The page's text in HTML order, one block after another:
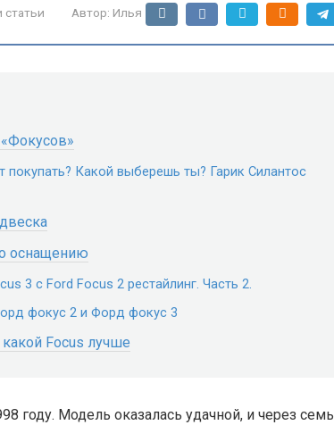
Автор: Илья
Какой выберешь ты? Гарик Силантос
оснащению
3 с Ford Focus 2 рестайлинг. Часть 2.
фокус 2 и Форд фокус 3
Focus лучше
году. Модель оказалась удачной, и через семь